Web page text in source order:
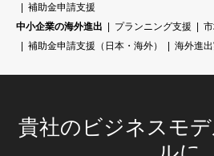
補助金申請支援
中小企業の海外進出
プランニング支援
補助金申請支援（日本・海外）
海外進
貴社のビジネスモ